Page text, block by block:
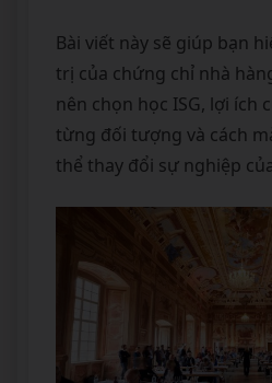
Bài viết này sẽ giúp bạn
trị của chứng chỉ nhà
nên chọn học ISG, lợi ích
từng đối tượng và cách
thể thay đổi sự nghiệp